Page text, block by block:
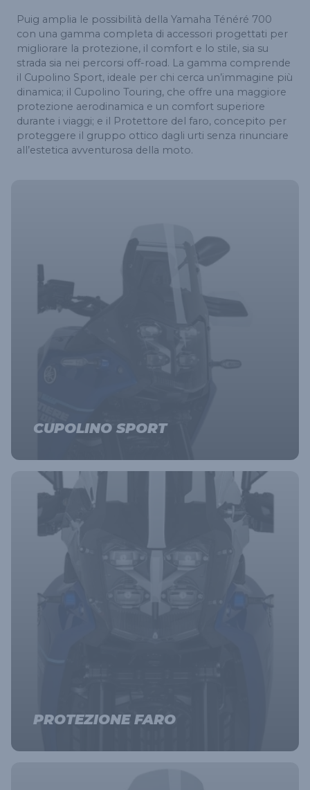
Puig amplia le possibilità della Yamaha Ténéré 700
con una gamma completa di accessori progettati per
migliorare la protezione, il comfort e lo stile, sia su
strada sia nei percorsi off-road. La gamma comprende
il Cupolino Sport, ideale per chi cerca un’immagine più
dinamica; il Cupolino Touring, che offre una maggiore
protezione aerodinamica e un comfort superiore
durante i viaggi; e il Protettore del faro, concepito per
proteggere il gruppo ottico dagli urti senza rinunciare
all’estetica avventurosa della moto.
CUPOLINO SPORT
PROTEZIONE FARO